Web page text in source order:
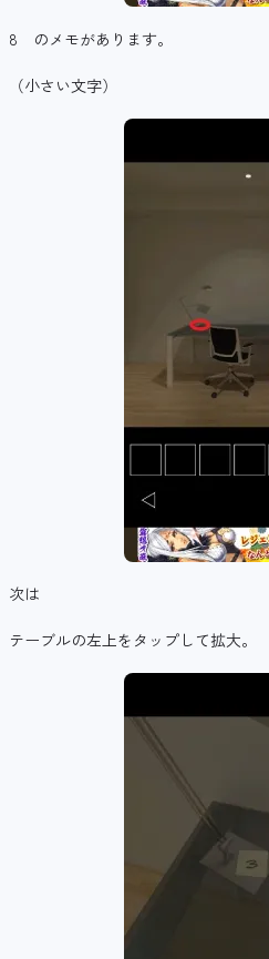
8 のメモがあります。
（小さい文字）
次は
テーブルの左上をタップして拡大。